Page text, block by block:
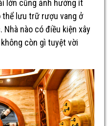
lớn cũng ảnh hưởng ít
thể lưu trữ rượu vang ở
nào có điều kiện xây
còn gì tuyệt vời